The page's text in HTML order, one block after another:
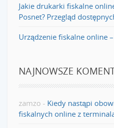
Jakie drukarki fiskalne
Posnet? Przegląd
Urządzenie fiskalne online
NAJNOWSZE
zamzo - Kiedy nastąpi
fiskalnych online z